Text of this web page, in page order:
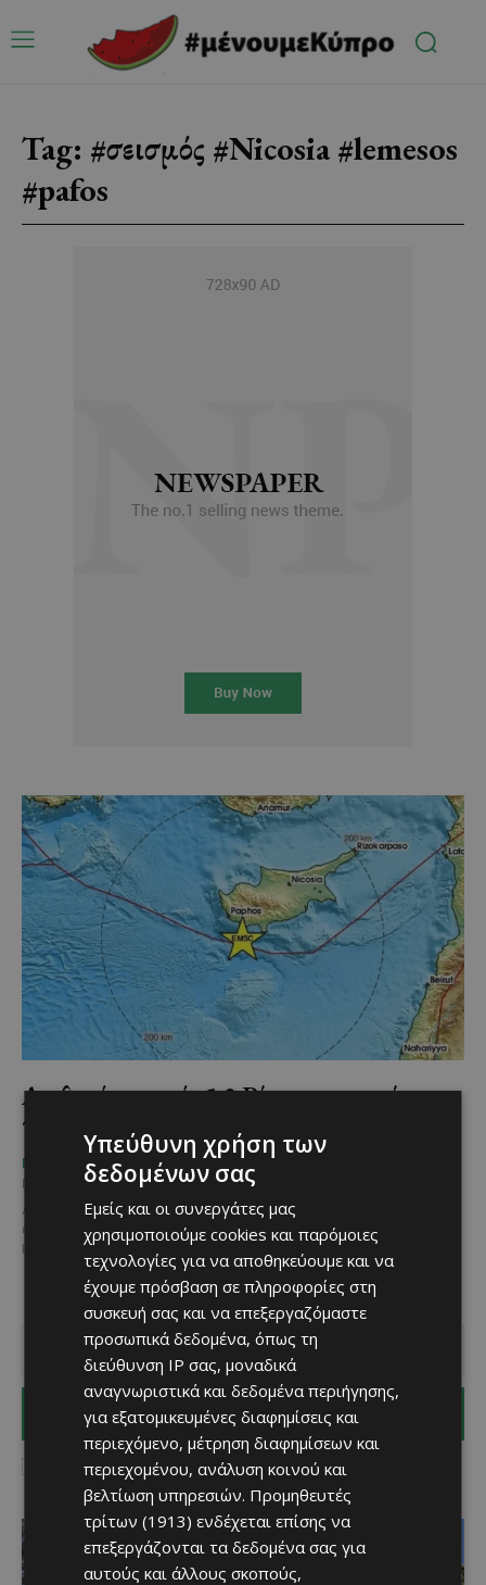
Tag: #σεισμός #Nicosia #lemesos
#pafos
Αισθητός σεισμός 5.3 Ρίχτερ ταρακούνησε
την Κύπρο
ΜΈΝΟΥΜΕ ΕΝΗΜΕΡΩΜΈΝΟΙ Χριστίνα Πελεκάνου
November 12, 2025
Αισθητή σεισμική δόνηση σημειώθηκε στις 11.31 το πρωί με
επίκεντρο την επαρχία Πάφου ενώ έγινε αισθητός σε όλη την
Κύπρο. Σύμφωνα με τις πρώτες εκτιμήσεις,...
I WANT IN
I've read and accept the Privacy Policy.
Υπεύθυνη χρήση των
δεδομένων σας
Εμείς και οι συνεργάτες μας
χρησιμοποιούμε cookies και παρόμοιες
τεχνολογίες για να αποθηκεύουμε και να
έχουμε πρόσβαση σε πληροφορίες στη
συσκευή σας και να επεξεργαζόμαστε
προσωπικά δεδομένα, όπως τη
διεύθυνση IP σας, μοναδικά
αναγνωριστικά και δεδομένα περιήγησης,
για εξατομικευμένες διαφημίσεις και
περιεχόμενο, μέτρηση διαφημίσεων και
περιεχομένου, ανάλυση κοινού και
βελτίωση υπηρεσιών. Προμηθευτές
τρίτων (1913) ενδέχεται επίσης να
επεξεργάζονται τα δεδομένα σας για
αυτούς και άλλους σκοπούς,